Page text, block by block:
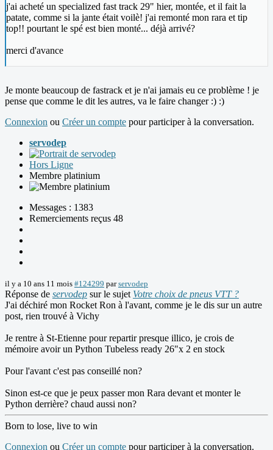
j'ai acheté un specialized fast track 29" hier, montée, et il fait la
patate, comme si la jante était voilè! j'ai remonté mon rara et tip
top!! pourtant le spé est bien monté... déjà arrivé?
merci d'avance
Je monte beaucoup de fastrack et je n'ai jamais eu ce problème ! je
pense que comme le dit les autres, va le faire changer :) :)
Connexion ou Créer un compte pour participer à la conversation.
servodep
Hors Ligne
Membre platinium
Messages : 1383
Remerciements reçus 48
il y a 10 ans 11 mois #124299 parservodep
Réponse de servodep sur le sujet Votre choix de pneus VTT ?
J'ai déchiré mon Rocket Ron à l'avant, comme je le dis sur un autre
post, rien trouvé à Vichy
Je rentre à St-Etienne pour repartir presque illico, je crois de
mémoire avoir un Python Tubeless ready 26"x 2 en stock
Pour l'avant c'est pas conseillé non?
Sinon est-ce que je peux passer mon Rara devant et monter le
Python derrière? chaud aussi non?
Born to lose, live to win
Connexion ou Créer un compte pour participer à la conversation.